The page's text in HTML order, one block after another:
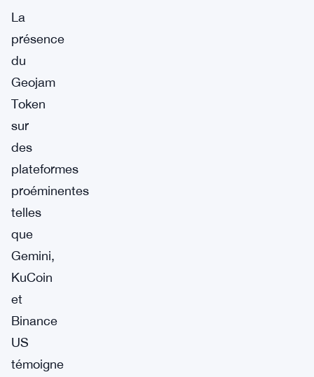
La
présence
du
Geojam
Token
sur
des
plateformes
proéminentes
telles
que
Gemini,
KuCoin
et
Binance
US
témoigne